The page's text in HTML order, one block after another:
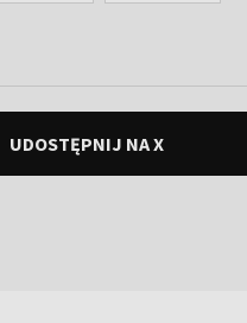
UDOSTĘPNIJ NA X